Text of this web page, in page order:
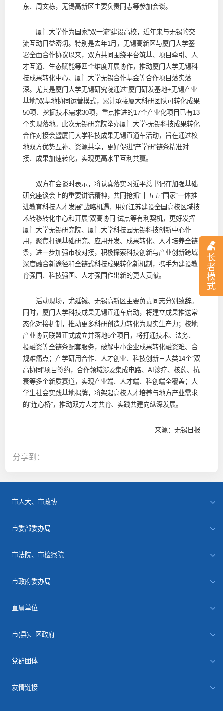
长
者
模
式
东、周文栋，无锡高新区主要负责同志等参加会谈。
厦门大学作为国家“双一流”建设高校，近年来与无锡的交
流互动日益密切。特别是去年1月，无锡高新区与厦门大学签
署全面合作协议以来，双方共同围绕平台筑基、项目牵引、人
才互通、生态赋能等四个维度开展协作，推动厦门大学无锡科
技成果转化中心、厦门大学无锡合作基金等合作项目落实落
深。尤其是厦门大学无锡研究院通过“厦门研发基地+无锡产业
基地”双基地协同运营模式，累计承接厦大科研团队可转化成果
50项、挖掘技术需求30项，重点推进的17个产业化项目已有13
个实现落地。此次无锡研究院举办厦门大学-无锡科技成果转化
合作对接会暨厦门大学科技成果无锡直通车活动，旨在通过校
地双方优势互补、资源共享，更好促进“产学研”链条精准对
接、成果加速转化，实现更高水平互利共赢。
双方在会谈时表示，将认真落实习近平总书记在加强基础
研究座谈会上的重要讲话精神，共同抢抓“十五五”国家“一体推
进教育科技人才发展”战略机遇，用好江苏建设全国高校区域技
术转移转化中心和开展“双高协同”试点等有利契机，更好发挥
厦门大学无锡研究院、厦门大学科技园无锡科技创新中心作
用，聚焦打通基础研究、应用开发、成果转化、人才培养全链
条，进一步加强市校对接，积极探索科技创新与产业创新跨域
深度融合新途径和全链式科技成果转化新机制，携手为建设教
育强国、科技强国、人才强国作出新的更大贡献。
活动现场，尤延铖、无锡高新区主要负责同志分别致辞。
同时，厦门大学科技成果无锡直通车启动，将建立成果推送常
态化对接机制，推动更多科研创造力转化为现实生产力；校地
产业协同联盟正式成立并落地5个项目，将打通技术、法务、
投融资等全链条配套服务，破解中小企业成果转化融资难、合
规难痛点；产学研用合作、人才创业、科技创新三大类14个“双
高协同”项目签约，合作领域涉及集成电路、AI诊疗、核药、抗
衰等多个新质赛道，实现产业端、人才端、科创端全覆盖；大
学生社会实践基地揭牌，将架起高校人才培养与地方产业需求
的“连心桥”，推动双方人才共育、实践共建向纵深发展。
来源：无锡日报
分享到：
市人大、市政协
市委部委办局
市法院、市检察院
市政府委办局
直属单位
市(县)、区政府
党群团体
友情链接